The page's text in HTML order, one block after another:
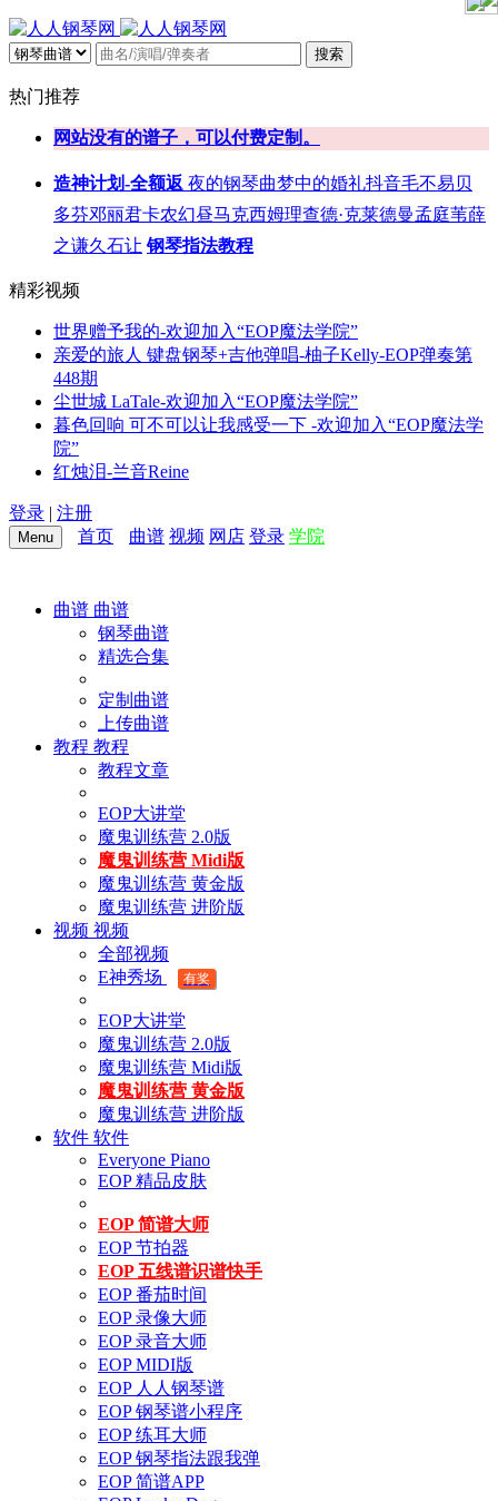
搜索
热门推荐
网站没有的谱子，可以付费定制。
造神计划-全额返 夜的钢琴曲梦中的婚礼抖音毛不易贝
多芬邓丽君卡农幻昼马克西姆理查德·克莱德曼孟庭苇薛
之谦久石让 钢琴指法教程
精彩视频
世界赠予我的-欢迎加入“EOP魔法学院”
亲爱的旅人 键盘钢琴+吉他弹唱-柚子Kelly-EOP弹奏第
448期
尘世城 LaTale-欢迎加入“EOP魔法学院”
暮色回响 可不可以让我感受一下 -欢迎加入“EOP魔法学
院”
红烛泪-兰音Reine
登录 | 注册
Menu 首页 曲谱 视频 网店 登录 学院
曲谱 曲谱
钢琴曲谱
精选合集
定制曲谱
上传曲谱
教程 教程
教程文章
EOP大讲堂
魔鬼训练营 2.0版
魔鬼训练营 Midi版
魔鬼训练营 黄金版
魔鬼训练营 进阶版
视频 视频
全部视频
E神秀场
有奖
EOP大讲堂
魔鬼训练营 2.0版
魔鬼训练营 Midi版
魔鬼训练营 黄金版
魔鬼训练营 进阶版
软件 软件
Everyone Piano
EOP 精品皮肤
EOP 简谱大师
EOP 节拍器
EOP 五线谱识谱快手
EOP 番茄时间
EOP 录像大师
EOP 录音大师
EOP MIDI版
EOP 人人钢琴谱
EOP 钢琴谱小程序
EOP 练耳大师
EOP 钢琴指法跟我弹
EOP 简谱APP